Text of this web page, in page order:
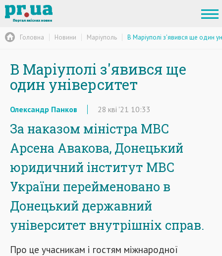
Головна Новини Маріуполь В Маріуполі з'явився ще один
В Маріуполі з'явився ще
один університет
Олександр Панков 28 кві '21 10:33
За наказом міністра МВС
Арсена Авакова, Донецький
юридичний інститут МВС
України перейменовано в
Донецький державний
університет внутрішніх справ.
Про це учасникам і гостям міжнародної